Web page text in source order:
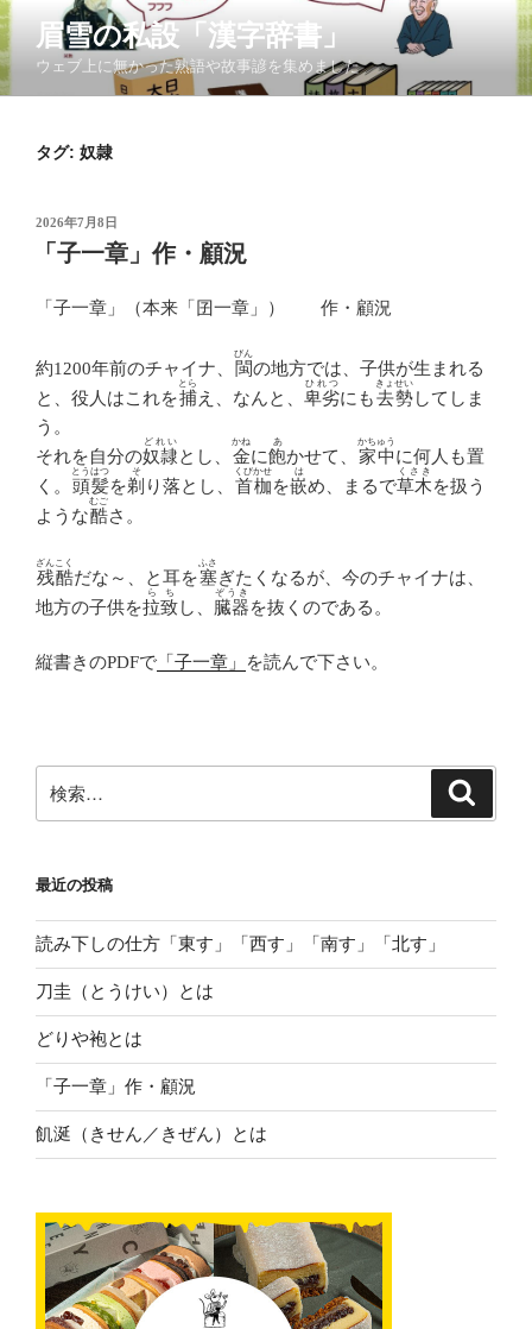
コ
ン
テ
ン
眉雪の私設「漢字辞書」
ウェブ上に無かった熟語や故事諺を集めました
タグ: 奴隷
投
2026年7月8日
「子一章」作・顧況
「子一章」（本来「囝一章」） 作・顧況
約1200年前のチャイナ、 閩
びん
の地方では、子供が生まれる
と、役人はこれを捕
とら
え、なんと、 卑劣
ひれつ
にも去勢
きょせい
してしま
う。
それを自分の奴隷
どれい
とし、 金
かね
に飽
あ
かせて、 家中
かちゅう
に何人も置
く。 頭髪
とうはつ
を剃
そ
り落とし、 首枷
くびかせ
を嵌
は
め、まるで草木
くさき
を扱う
ような酷
むご
さ。
残酷
ざんこく
だな～、と耳を塞
ふさ
ぎたくなるが、今のチャイナは、
地方の子供を拉致
らち
し、 臓器
ぞうき
を抜くのである。
縦書きのPDFで 「子一章」 を読んで下さい。
索:
最近の投稿
読み下しの仕方「東す」「西す」「南す」「北す」
刀圭（とうけい）とは
どりや袍とは
「子一章」作・顧況
飢涎（きせん／きぜん）とは